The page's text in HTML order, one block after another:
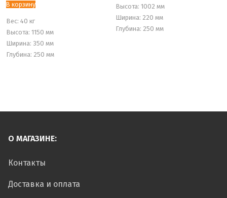
В корзину
Вес: 40 кг
Высота: 1150 мм
Ширина: 350 мм
Глубина: 250 мм
Высота: 1002 мм
Ширина: 220 мм
Глубина: 250 мм
О МАГАЗИНЕ:
Контакты
Доставка и оплата